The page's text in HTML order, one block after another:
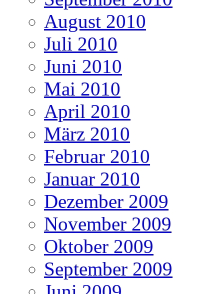
August 2010
Juli 2010
Juni 2010
Mai 2010
April 2010
März 2010
Februar 2010
Januar 2010
Dezember 2009
November 2009
Oktober 2009
September 2009